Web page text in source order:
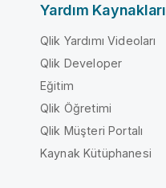
Yardım Kaynakları
Qlik Yardımı Videoları
Qlik Developer
Eğitim
Qlik Öğretimi
Qlik Müşteri Portalı
Kaynak Kütüphanesi